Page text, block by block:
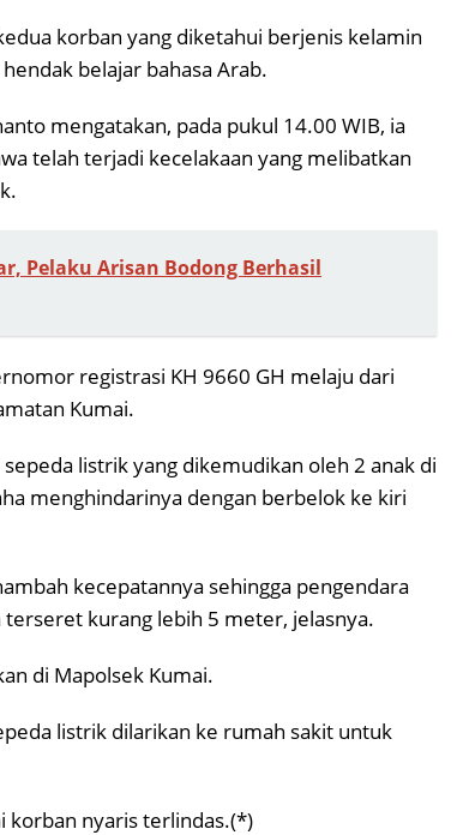
korban yang diketahui berjenis kelamin
belajar bahasa Arab.
mengatakan, pada pukul 14.00 WIB, ia
telah terjadi kecelakaan yang melibatkan
Pelaku Arisan Bodong Berhasil
registrasi KH 9660 GH melaju dari
Kumai.
listrik yang dikemudikan oleh 2 anak di
menghindarinya dengan berbelok ke kiri
kecepatannya sehingga pengendara
kurang lebih 5 meter, jelasnya.
di Mapolsek Kumai.
listrik dilarikan ke rumah sakit untuk
korban nyaris terlindas.(*)